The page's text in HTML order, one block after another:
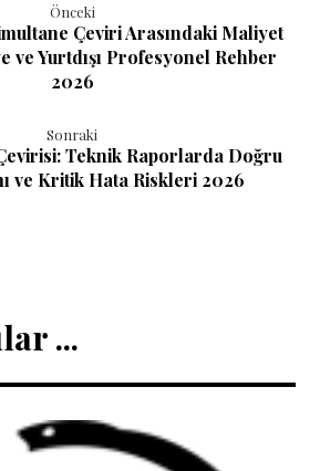
Önceki
Çeviri Arasındaki Maliyet
ve Yurtdışı Profesyonel Rehber
2026
Sonraki
Teknik Raporlarda Doğru
ve Kritik Hata Riskleri 2026
...